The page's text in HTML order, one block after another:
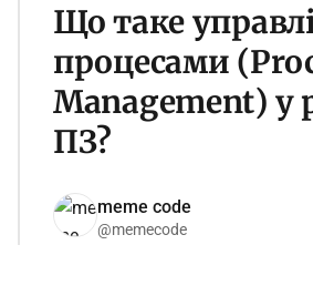
Що таке
процесами
Management) у
ПЗ?
meme code
@memecode